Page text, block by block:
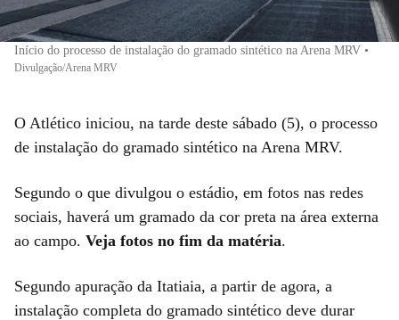
Início do processo de instalação do gramado sintético na Arena MRV •
Divulgação/Arena MRV
O Atlético iniciou, na tarde deste sábado (5), o processo
de instalação do gramado sintético na Arena MRV.
Segundo o que divulgou o estádio, em fotos nas redes
sociais, haverá um gramado da cor preta na área externa
ao campo. Veja fotos no fim da matéria.
Segundo apuração da Itatiaia, a partir de agora, a
instalação completa do gramado sintético deve durar